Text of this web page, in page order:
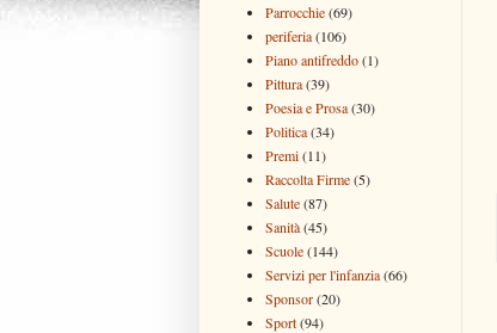
Parrocchie(69)
periferia(106)
Piano antifreddo(1)
Pittura(39)
Poesia e Prosa(30)
Politica(34)
Premi(11)
Raccolta Firme(5)
Salute(87)
Sanità(45)
Scuole(144)
Servizi per l'infanzia(66)
Sponsor(20)
Sport(94)